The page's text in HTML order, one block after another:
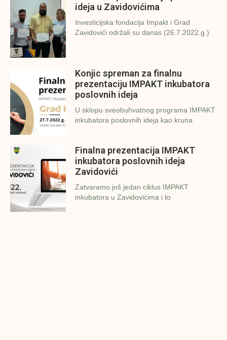
ideja u Zavidovićima
Investicijska fondacija Impakt i Grad
Zavidovići održali su danas (26.7.2022.g.)
Konjic spreman za finalnu
prezentaciju IMPAKT inkubatora
poslovnih ideja
U sklopu sveobuhvatnog programa IMPAKT
inkubatora poslovnih ideja kao kruna
Finalna prezentacija IMPAKT
inkubatora poslovnih ideja
Zavidovići
Zatvaramo još jedan ciklus IMPAKT
inkubatora u Zavidovićima i to